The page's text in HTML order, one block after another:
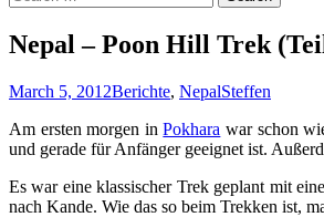
for:
Nepal – Poon Hill Trek
March 5, 2012Berichte, NepalSteffen
Am ersten morgen inPokhara war schon
und gerade für Anfänger geeignet ist.
Es war eine klassischer Trek geplant mit
nach Kande. Wie das so beim Trekken ist,